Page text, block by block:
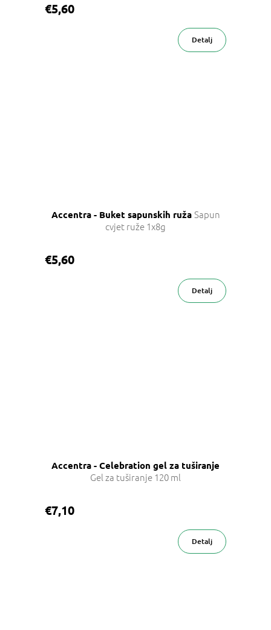
€5,60
Detalj
Accentra - Buket sapunskih ruža Sapun
cvjet ruže 1x8g
€5,60
Detalj
Accentra - Celebration gel za tuširanje
Gel za tuširanje 120 ml
€7,10
Detalj